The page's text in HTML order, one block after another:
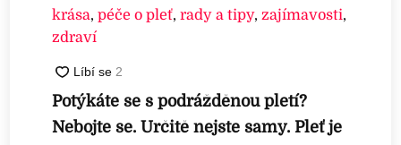
krása,péče o pleť,rady a tipy, zajímavosti,
zdraví
Potýkáte se s podrážděnou pletí?
Nebojte se. Určitě nejste samy. Pleť je